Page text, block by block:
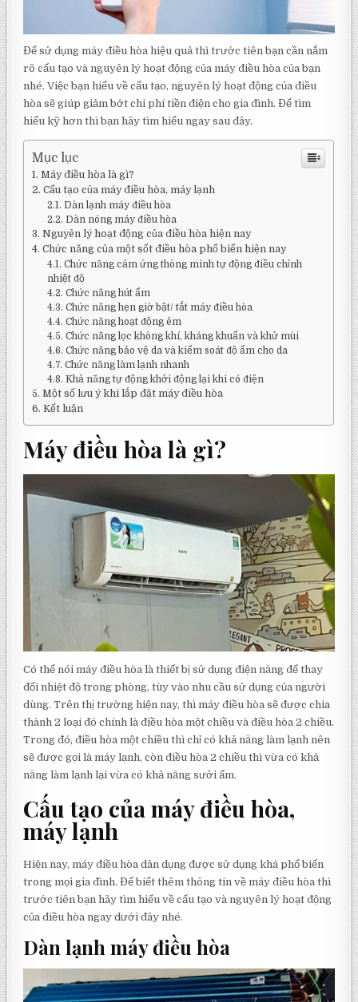
Để sử dụng máy điều hòa hiệu quả thì trước tiên bạn cần nắm
rõ cấu tạo và nguyên lý hoạt động của máy điều hòa của bạn
nhé. Việc bạn hiểu về cấu tạo, nguyên lý hoạt động của điều
hòa sẽ giúp giảm bớt chi phí tiền điện cho gia đình. Để tìm
hiểu kỹ hơn thì bạn hãy tìm hiểu ngay sau đây.
Mục lục
Máy điều hòa là gì?
Cấu tạo của máy điều hòa, máy lạnh
Dàn lạnh máy điều hòa
Dàn nóng máy điều hòa
Nguyên lý hoạt động của điều hòa hiện nay
Chức năng của một sốt điều hòa phổ biến hiện nay
Chức năng cảm ứng thông minh tự động điều chỉnh
nhiệt độ
Chức năng hút ẩm
Chức năng hẹn giờ bật/ tắt máy điều hòa
Chức năng hoạt động êm
Chức năng lọc không khí, kháng khuẩn và khử mùi
Chức năng bảo vệ da và kiểm soát độ ẩm cho da
Chức năng làm lạnh nhanh
Khả năng tự động khởi động lại khi có điện
Một số lưu ý khi lắp đặt máy điều hòa
Kết luận
Máy điều hòa là gì?
Có thể nói máy điều hòa là thiết bị sử dụng điện năng để thay
đổi nhiệt độ trong phòng, tùy vào nhu cầu sử dụng của người
dùng. Trên thị trường hiện nay, thì máy điều hòa sẽ được chia
thành 2 loại đó chính là điều hòa một chiều và điều hòa 2 chiều.
Trong đó, điều hòa một chiều thì chỉ có khả năng làm lạnh nên
sẽ được gọi là máy lạnh, còn điều hòa 2 chiều thì vừa có khả
năng làm lạnh lại vừa có khả năng sưởi ấm.
Cấu tạo của máy điều hòa,
máy lạnh
Hiện nay, máy điều hòa dân dụng được sử dụng khá phổ biến
trong mọi gia đình. Để biết thêm thông tin về máy điều hòa thì
trước tiên bạn hãy tìm hiểu về cấu tạo và nguyên lý hoạt động
của điều hòa ngay dưới đây nhé.
Dàn lạnh máy điều hòa